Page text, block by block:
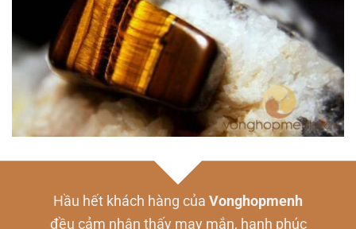
Hầu hết khách hàng của Vonghopmenh
đều cảm nhận thấy may mắn, hạnh phúc